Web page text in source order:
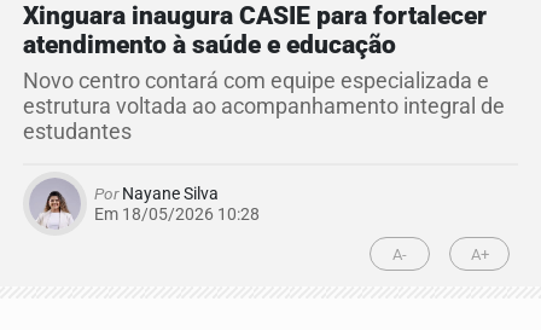
Xinguara inaugura CASIE para fortalecer
atendimento à saúde e educação
Novo centro contará com equipe especializada e
estrutura voltada ao acompanhamento integral de
estudantes
PorNayane Silva
Em 18/05/2026 10:28
A- A+